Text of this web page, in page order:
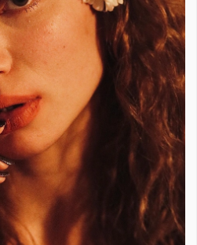
ЗА НАС
Условия за
ползване
За нас
Реклама
Политика за
поверителност
ModerenDom